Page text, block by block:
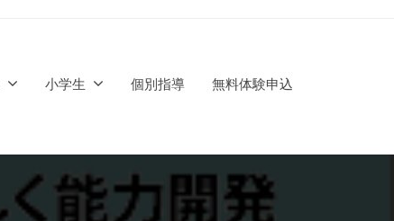
小学生 個別指導 無料体験申込